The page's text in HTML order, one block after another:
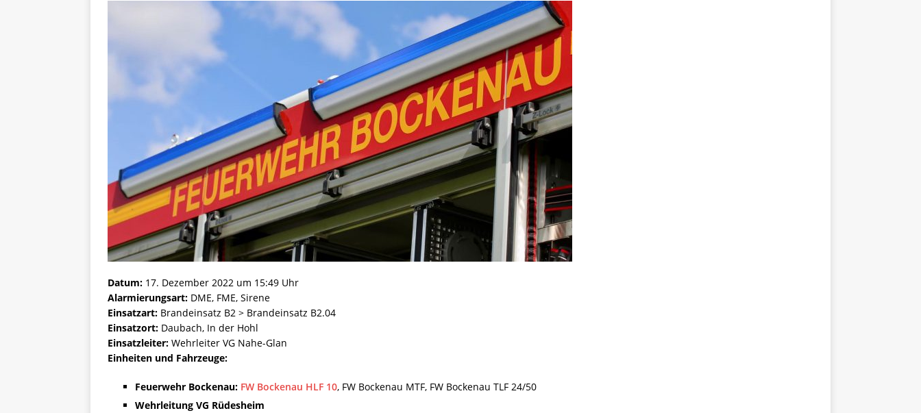
Datum: 17. Dezember 2022 um 15:49 Uhr
Alarmierungsart: DME, FME, Sirene
Einsatzart: Brandeinsatz B2 > Brandeinsatz B2.04
Einsatzort: Daubach, In der Hohl
Einsatzleiter: Wehrleiter VG Nahe-Glan
Einheiten und Fahrzeuge:
Feuerwehr Bockenau: FW Bockenau HLF 10, FW Bockenau MTF, FW Bockenau TLF 24/50
Wehrleitung VG Rüdesheim